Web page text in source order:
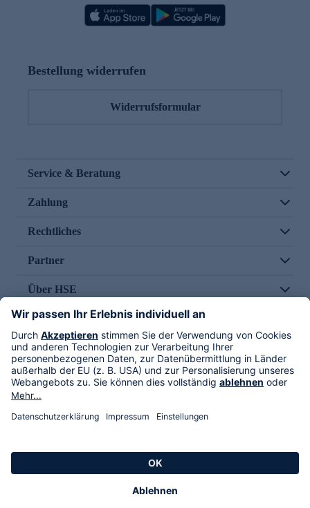
Bestellung widerrufen
Widerrufsformular
Service & Beratung
Zahlung
Rechtliches
Partner
Über HSE
Im TV
HSE International